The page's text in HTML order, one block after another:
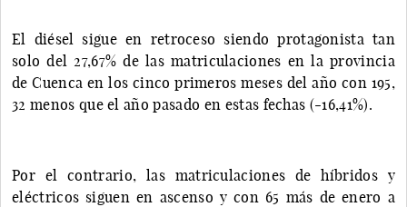
El diésel sigue en retroceso siendo protagonista tan
solo del 27,67% de las matriculaciones en la provincia
de Cuenca en los cinco primeros meses del año con 195,
32 menos que el año pasado en estas fechas (-16,41%).
Por el contrario, las matriculaciones de híbridos y
eléctricos siguen en ascenso y con 65 más de enero a